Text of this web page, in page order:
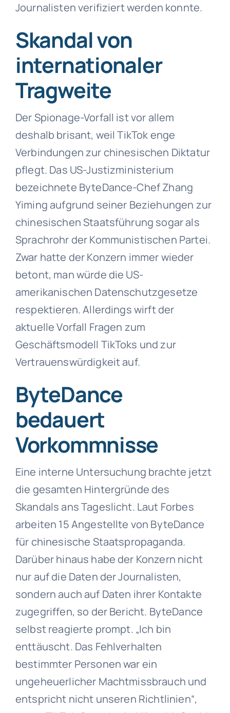
Journalisten verifiziert werden konnte.
Skandal von
internationaler
Tragweite
Der Spionage-Vorfall ist vor allem
deshalb brisant, weil TikTok enge
Verbindungen zur chinesischen Diktatur
pflegt. Das US-Justizministerium
bezeichnete ByteDance-Chef Zhang
Yiming aufgrund seiner Beziehungen zur
chinesischen Staatsführung sogar als
Sprachrohr der Kommunistischen Partei.
Zwar hatte der Konzern immer wieder
betont, man würde die US-
amerikanischen Datenschutzgesetze
respektieren. Allerdings wirft der
aktuelle Vorfall Fragen zum
Geschäftsmodell TikToks und zur
Vertrauenswürdigkeit auf.
ByteDance
bedauert
Vorkommnisse
Eine interne Untersuchung brachte jetzt
die gesamten Hintergründe des
Skandals ans Tageslicht. Laut Forbes
arbeiten 15 Angestellte von ByteDance
für chinesische Staatspropaganda.
Darüber hinaus habe der Konzern nicht
nur auf die Daten der Journalisten,
sondern auch auf Daten ihrer Kontakte
zugegriffen, so der Bericht. ByteDance
selbst reagierte prompt. „Ich bin
enttäuscht. Das Fehlverhalten
bestimmter Personen war ein
ungeheuerlicher Machtmissbrauch und
entspricht nicht unseren Richtlinien“,